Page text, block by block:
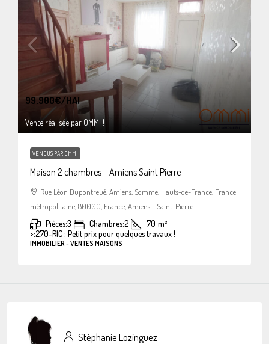
99.900€/HAI
Vente réalisée par OMMI !
VENDUS PAR OMMI
Maison 2 chambres – Amiens Saint Pierre
Rue Léon Dupontreué, Amiens, Somme, Hauts-de-France, France
métropolitaine, 80000, France, Amiens - Saint-Pierre
Pièces:3 Chambres:2 70 m²
>:270-RIC : Petit prix pour quelques travaux !
IMMOBILIER - VENTES MAISONS
Stéphanie Lozinguez